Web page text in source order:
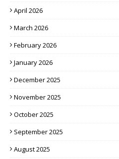
April 2026
March 2026
February 2026
January 2026
December 2025
November 2025
October 2025
September 2025
August 2025